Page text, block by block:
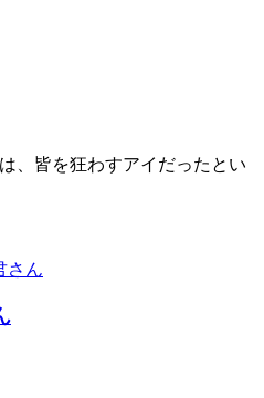
、皆を狂わすアイだったとい